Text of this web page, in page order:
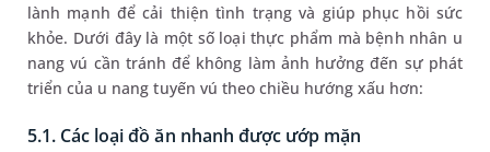
lành mạnh để cải thiện tình trạng và giúp phục hồi sức
khỏe. Dưới đây là một số loại thực phẩm mà bệnh nhân u
nang vú cần tránh để không làm ảnh hưởng đến sự phát
triển của u nang tuyến vú theo chiều hướng xấu hơn:
5.1. Các loại đồ ăn nhanh được ướp mặn